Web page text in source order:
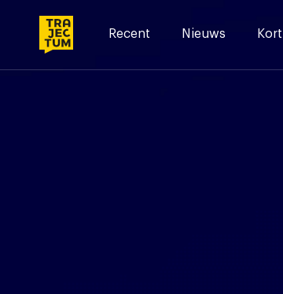
Recent Nieuws Kort